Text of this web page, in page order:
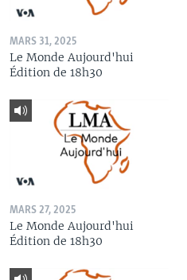
MARS 31, 2025
Le Monde Aujourd'hui
Édition de 18h30
MARS 27, 2025
Le Monde Aujourd'hui
Édition de 18h30